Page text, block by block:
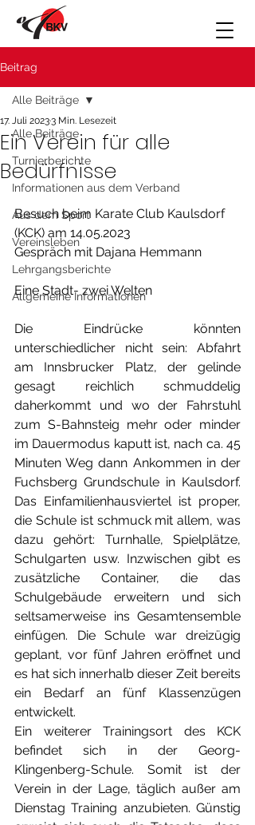
Beitrag
Alle Beiträge
Turnierberichte
Informationen aus dem Verband
Aus dem Sport
Vereinsleben
Lehrgangsberichte
Allgemeine Informationen
Alle Beiträge
Ein Verein für alle
Bedürfnisse
17. Juli 20233 Min. Lesezeit
Besuch beim Karate Club Kaulsdorf
(KCK) am 14.05.2023
Gespräch mit Dajana Hemmann
Eine Stadt- zwei Welten
Die Eindrücke könnten
unterschiedlicher nicht sein: Abfahrt
am Innsbrucker Platz, der gelinde
gesagt reichlich schmuddelig
daherkommt und wo der Fahrstuhl
zum S-Bahnsteig mehr oder minder
im Dauermodus kaputt ist, nach ca. 45
Minuten Weg dann Ankommen in der
Fuchsberg Grundschule in Kaulsdorf.
Das Einfamilienhausviertel ist proper,
die Schule ist schmuck mit allem, was
dazu gehört: Turnhalle, Spielplätze,
Schulgarten usw. Inzwischen gibt es
zusätzliche Container, die das
Schulgebäude erweitern und sich
seltsamerweise ins Gesamtensemble
einfügen. Die Schule war dreizügig
geplant, vor fünf Jahren eröffnet und
es hat sich innerhalb dieser Zeit bereits
ein Bedarf an fünf Klassenzügen
entwickelt.
Ein weiterer Trainingsort des KCK
befindet sich in der Georg-
Klingenberg-Schule. Somit ist der
Verein in der Lage, täglich außer am
Dienstag Training anzubieten. Günstig